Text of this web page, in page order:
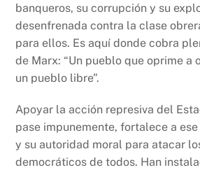
banqueros, su corrupción y su
desenfrenada contra la clase
para ellos. Es aquí donde cobra
de Marx: “Un pueblo que oprime a
un pueblo libre”.
Apoyar la acción represiva del
pase impunemente, fortalece a
y su autoridad moral para atacar
democráticos de todos. Han